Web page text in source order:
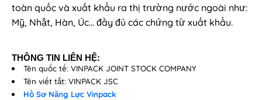
toàn quốc và xuất khẩu ra thị trường nước ngoài như:
Mỹ, Nhật, Hàn, Úc… đầy đủ các chứng từ xuất khẩu.
THÔNG TIN LIÊN HỆ:
Tên quốc tế: VINPACK JOINT STOCK COMPANY
Tên viết tắt: VINPACK JSC
Hồ Sơ Năng Lực Vinpack